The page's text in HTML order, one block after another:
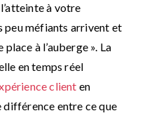
à votre
peu méfiants arrivent et
place à l’auberge ». La
en temps réel
client en
différence entre ce que